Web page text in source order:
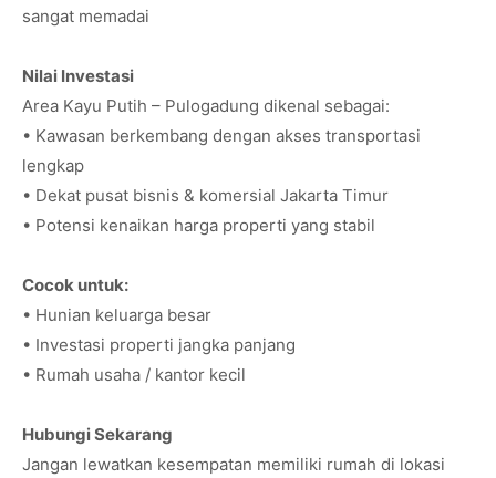
sangat memadai
Nilai Investasi
Area Kayu Putih – Pulogadung dikenal sebagai:
• Kawasan berkembang dengan akses transportasi
lengkap
• Dekat pusat bisnis & komersial Jakarta Timur
• Potensi kenaikan harga properti yang stabil
Cocok untuk:
• Hunian keluarga besar
• Investasi properti jangka panjang
• Rumah usaha / kantor kecil
Hubungi Sekarang
Jangan lewatkan kesempatan memiliki rumah di lokasi